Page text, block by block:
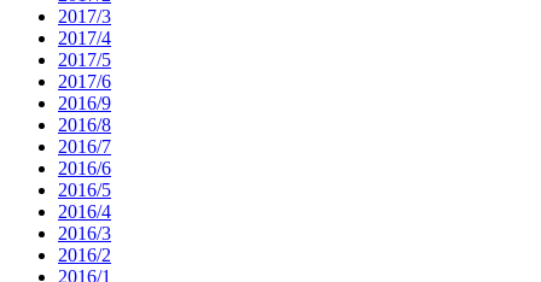
2017/3
2017/4
2017/5
2017/6
2016/9
2016/8
2016/7
2016/6
2016/5
2016/4
2016/3
2016/2
2016/1